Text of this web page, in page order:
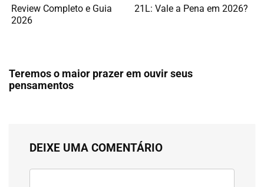
Review Completo e Guia
2026
21L: Vale a Pena em 2026?
Teremos o maior prazer em ouvir seus
pensamentos
DEIXE UMA COMENTÁRIO